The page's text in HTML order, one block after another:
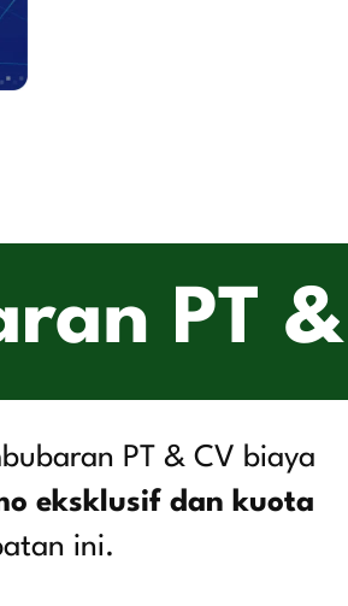
PT
PT & CV biaya
eksklusif dan kuota
ini.